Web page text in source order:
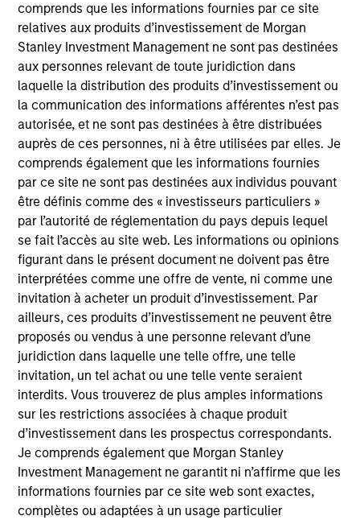
comprends que les informations fournies par ce site
relatives aux produits d’investissement de Morgan
Stanley Investment Management ne sont pas destinées
aux personnes relevant de toute juridiction dans
laquelle la distribution des produits d’investissement ou
la communication des informations afférentes n’est pas
autorisée, et ne sont pas destinées à être distribuées
auprès de ces personnes, ni à être utilisées par elles. Je
comprends également que les informations fournies
par ce site ne sont pas destinées aux individus pouvant
être définis comme des « investisseurs particuliers »
par l’autorité de réglementation du pays depuis lequel
se fait l’accès au site web. Les informations ou opinions
figurant dans le présent document ne doivent pas être
interprétées comme une offre de vente, ni comme une
invitation à acheter un produit d’investissement. Par
ailleurs, ces produits d’investissement ne peuvent être
proposés ou vendus à une personne relevant d’une
juridiction dans laquelle une telle offre, une telle
invitation, un tel achat ou une telle vente seraient
interdits. Vous trouverez de plus amples informations
sur les restrictions associées à chaque produit
d’investissement dans les prospectus correspondants.
Je comprends également que Morgan Stanley
Investment Management ne garantit ni n’affirme que les
informations fournies par ce site web sont exactes,
complètes ou adaptées à un usage particulier
John Klopp is a Managing Director of Morgan
Stanley, Chairman of Global Real Assets and a
member of the Morgan Stanley Investment
Management Operating Committee. John joined
Morgan Stanley in 2010, served as Co-Chief
Executive Officer, Co-Chief Investment Officer and
Head of the Americas for MSREI until early 2016,
and served as Head of Global Real Assets from
early 2016 until the end of 2025. He has over 45
years of investing experience. Prior to joining
Morgan Stanley, John was the Chief Executive
Officer of Capital Trust, Inc., a publicly-traded real
estate finance and investment management
company that he co-founded. From 1989 until 1997,
John was the founder and Managing Partner of
Victor Capital Group, L.P. John had previously
served as Managing Director and Co-Head of
Chemical Realty Corporation, the real estate
merchant banking arm of Chemical Bank. John
serves as the Chair of Columbia Business School’s
Real Estate Advisory Committee and is an active
member of various real estate organizations
including the Pension Real Estate Association. He
received a B.A. in Economics from Tufts University
and an M.B.A. in Finance and Real Estate from The
Wharton School of the University of Pennsylvania.